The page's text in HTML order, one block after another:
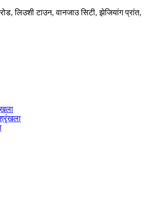
लिउशी टाउन, वानजाउ सिटी, झेजियांग प्रांत,